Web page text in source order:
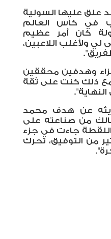
علق عليها السولية
في كأس العالم
كان أمر عظيم
لي ولأغلب اللاعبين،
وهدفين محققين
ذلك كنت على ثقة
عن هدف محمد
من صناعته على
"اللقطة جاءت في جزء
من التوفيق، تحرك